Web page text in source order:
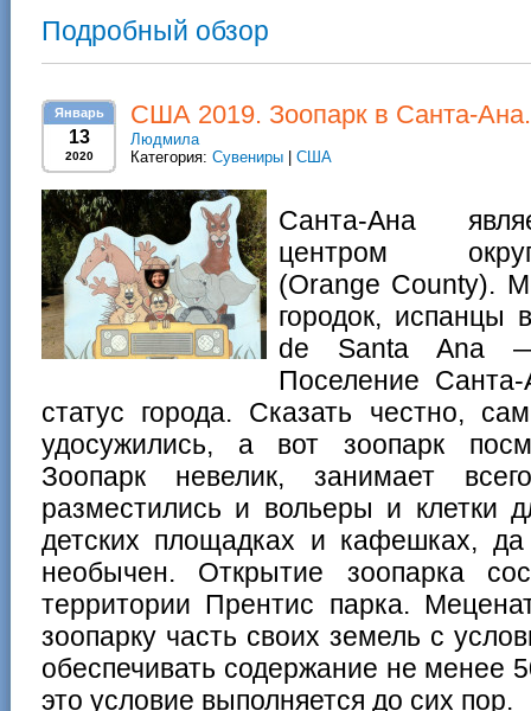
Подробный обзор
Январь
13
2020
США 2019. Зоопарк в Санта-Ана.
Людмила
Категория: Сувениры США
Санта-Ана
центром
(Orange County).
городок, испанцы
de Santa Ana
Поселение
статус города. Сказать честно,
удосужились, а вот зоопарк
Зоопарк невелик, занимает
разместились и вольеры и клетки
детских площадках и кафешках,
необычен. Открытие зоопарка
территории Прентис парка.
зоопарку часть своих земель с
обеспечивать содержание не менее
это условие выполняется до сих пор.